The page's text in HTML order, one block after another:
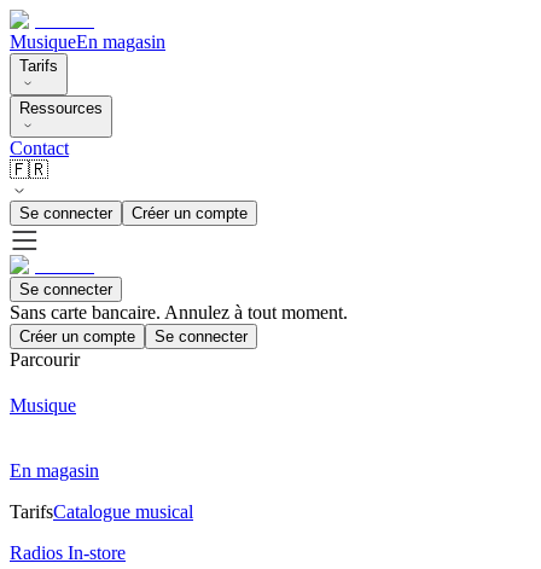
MusiqueEn magasin
Tarifs
Ressources
Contact
🇫🇷
Se connecter Créer un compte
Se connecter
Sans carte bancaire. Annulez à tout moment.
Créer un compte Se connecter
Parcourir
Musique
En magasin
TarifsCatalogue musical
Radios In-store